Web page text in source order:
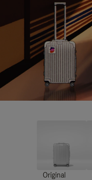
Original